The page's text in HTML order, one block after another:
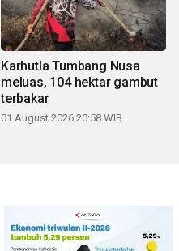
Karhutla Tumbang Nusa
meluas, 104 hektar gambut
terbakar
01 August 2026 20:58 WIB